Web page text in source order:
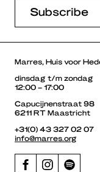
Marres, Huis voor
dinsdag t/m zondag
12:00 – 17:00
Capucijnenstraat 98
6211 RT Maastricht
+31(0) 43 327 02 07
info@marres.org